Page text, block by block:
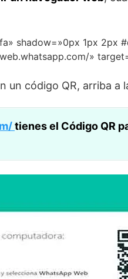
shadow=»0px 1px 2px
»
un código QR, arriba a
tienes el Código QR